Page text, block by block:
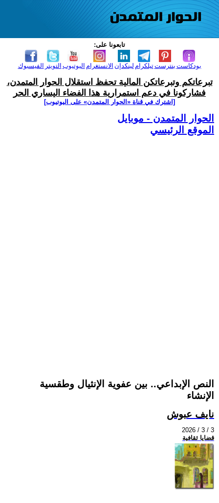
تابعونا على:
الفيسبوك التويتر اليوتيوب الانستغرام لينكدإن تيلكرامبنترست بودكاست
تبرعاتكم وتبرعاتكن المالية تحفظ استقلال الحوار المتمدن،
فشاركونا في دعم استمرارية هذا الفضاء اليساري الحر
[اشترك في قناة ‫«الحوار المتمدن» على اليوتيوب]
الحوار المتمدن - موبايل
الموقع الرئيسي
النص الإبداعي.. بين عفوية الإنثيال وطقسية
الإنشاء
نايف عبوش
2026 / 3 / 3
قضايا ثقافية